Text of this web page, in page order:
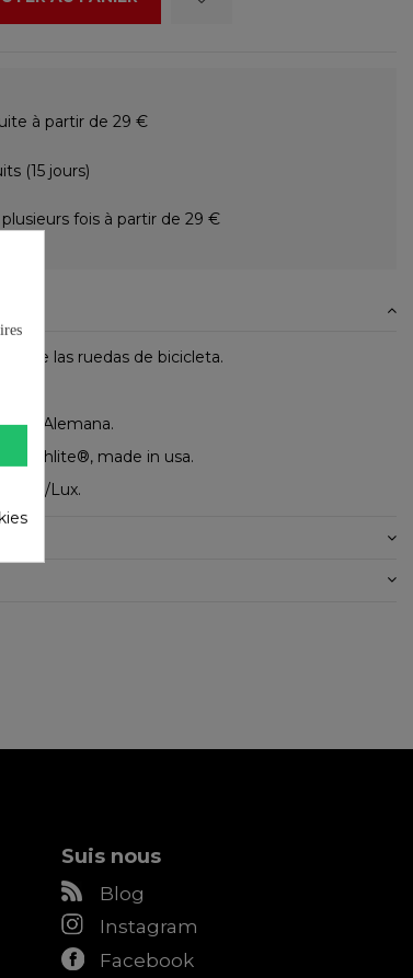
à partir de 29 €
(15 jours)
fois à partir de 29 €
de las ruedas de bicicleta.
Alemana.
made in usa.
Cd/Lux.
Suis nous
Blog
Instagram
Facebook